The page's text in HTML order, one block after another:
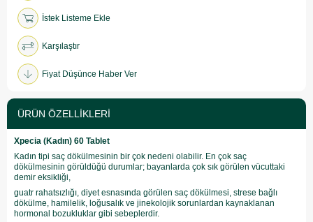
İstek Listeme Ekle
Karşılaştır
Fiyat Düşünce Haber Ver
ÜRÜN ÖZELLIKLERI
Xpecia (Kadın) 60 Tablet
Kadın tipi saç dökülmesinin bir çok nedeni olabilir. En çok saç
dökülmesinin görüldüğü durumlar; bayanlarda çok sık görülen vücuttaki
demir eksikliği,
guatr rahatsızlığı, diyet esnasında görülen saç dökülmesi, strese bağlı
dökülme, hamilelik, loğusalık ve jinekolojik sorunlardan kaynaklanan
hormonal bozukluklar gibi sebeplerdir.